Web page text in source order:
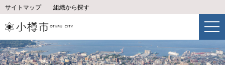
サイトマップ 組織から探す